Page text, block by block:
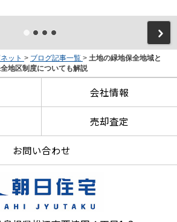
ット > ブログ記事一覧 > 土地の緑地保全地域と
地区制度についても解説
会社情報
売却査定
お問い合わせ